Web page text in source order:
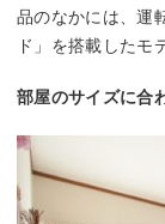
品のなかには、運
ド」を搭載したモ
部屋のサイズに合